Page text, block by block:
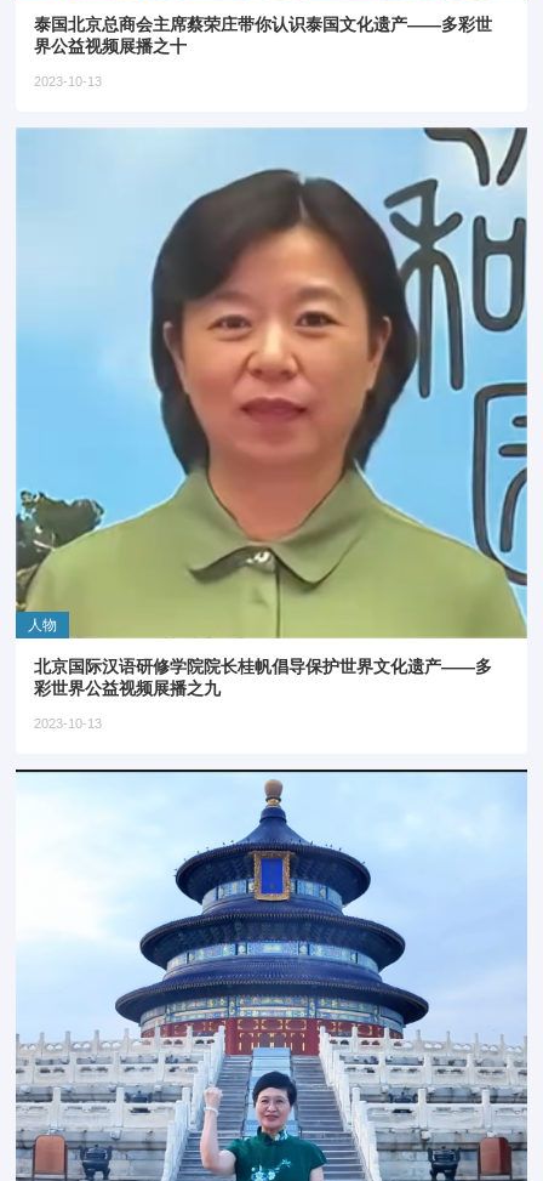
泰国北京总商会主席蔡荣庄带你认识泰国文化遗产——多彩世
界公益视频展播之十
2023-10-13
人物
北京国际汉语研修学院院长桂帆倡导保护世界文化遗产——多
彩世界公益视频展播之九
2023-10-13